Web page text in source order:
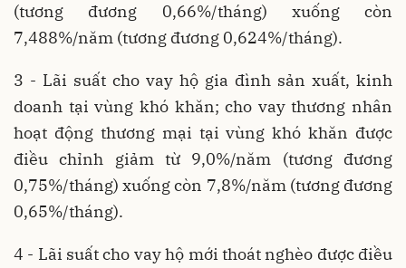
(tương đương 0,66%/tháng) xuống còn
7,488%/năm (tương đương 0,624%/tháng).
3 - Lãi suất cho vay hộ gia đình sản xuất, kinh
doanh tại vùng khó khăn; cho vay thương nhân
hoạt động thương mại tại vùng khó khăn được
điều chỉnh giảm từ 9,0%/năm (tương đương
0,75%/tháng) xuống còn 7,8%/năm (tương đương
0,65%/tháng).
4 - Lãi suất cho vay hộ mới thoát nghèo được điều